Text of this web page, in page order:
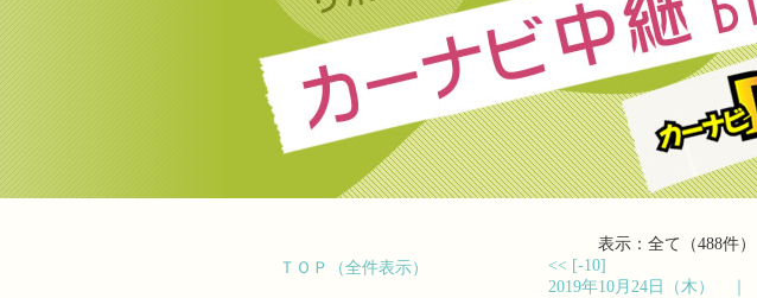
ＴＯＰ（全件表示）
表示：全て（488件）
<< [-10]
2019年10月24日（木） ｜